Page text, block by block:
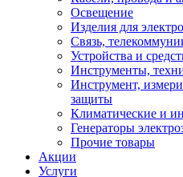
Освещение
Изделия для
Связь,
Устройства и
Инструменты,
Инструмент,
защиты
Климатические и
Генераторы
Прочие товары
Акции
Услуги